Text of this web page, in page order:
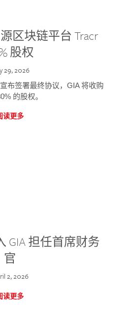
区块链平台 Tracr
股权
29, 2026
布签署最终协议，GIA 将收购
的股权。
读更多
GIA 担任首席财务
官
2, 2026
读更多